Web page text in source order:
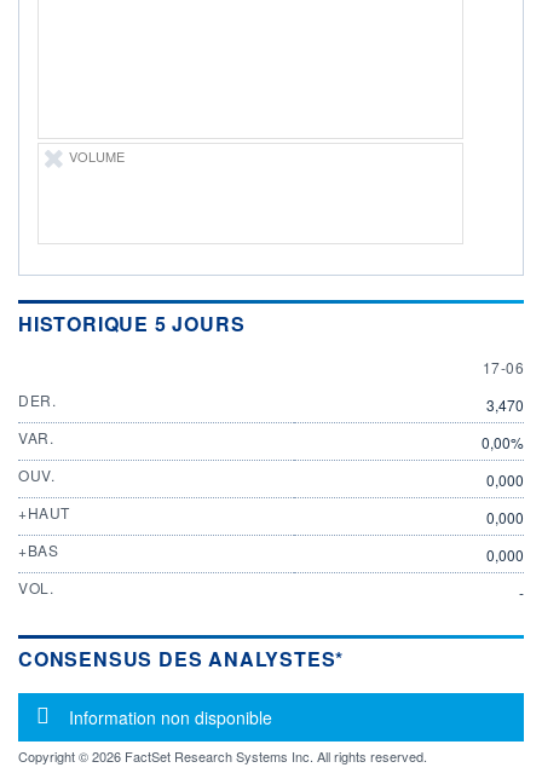
+ PORTEFEUILLE + LISTE
VOLUME
HISTORIQUE 5 JOURS
17
17-06
DER.
3,470
VAR.
0,00%
OUV.
0,000
+HAUT
0,000
+BAS
0,000
VOL.
-
CONSENSUS DES ANALYSTES*
Message d'information
Information non disponible
Copyright © 2026 FactSet Research Systems Inc. All rights reserved.